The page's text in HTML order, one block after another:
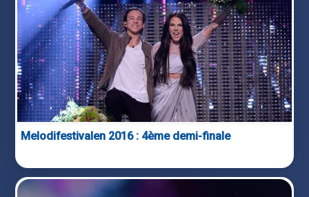
Melodifestivalen 2016 : 4ème demi-finale